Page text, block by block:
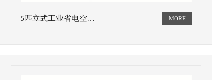
5匹立式工业省电空…